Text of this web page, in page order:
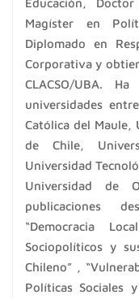
Magíster en
Diplomado en
Corporativa y
CLACSO/UBA.
universidades
Católica del
de Chile,
Universidad
Universidad de
publicaciones
“Democracia
Sociopolíticos y
Chileno” ,
Políticas Sociales